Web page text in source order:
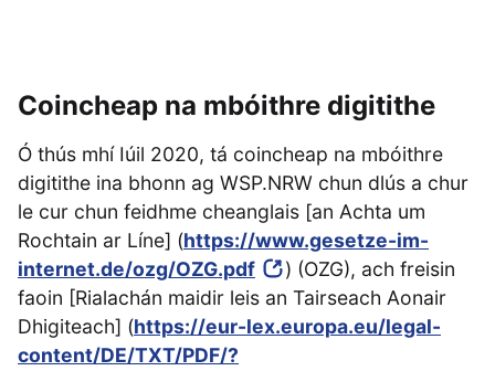
Coincheap na mbóithre digitithe
Ó thús mhí Iúil 2020, tá coincheap na mbóithre
digitithe ina bhonn ag WSP.NRW chun dlús a chur
le cur chun feidhme cheanglais [an Achta um
Rochtain ar Líne] (https://www.gesetze-im-
internet.de/ozg/OZG.pdf
) (OZG), ach freisin
faoin [Rialachán maidir leis an Tairseach Aonair
Dhigiteach] (https://eur-lex.europa.eu/legal-
content/DE/TXT/PDF/?